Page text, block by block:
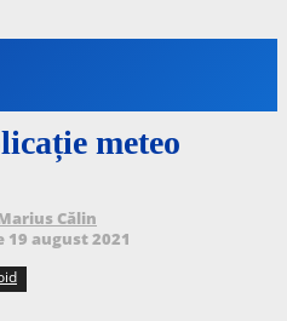
meteo
Călin
19 august 2021